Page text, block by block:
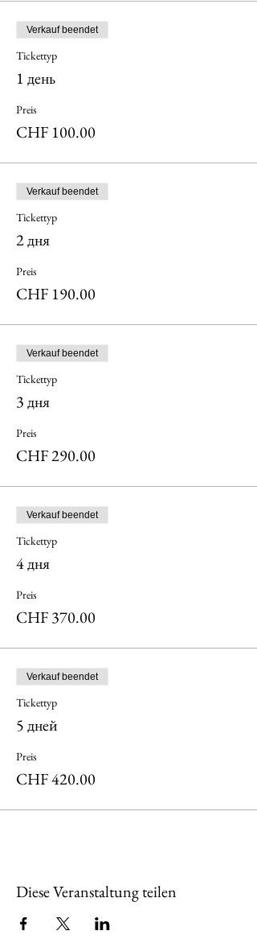
Verkauf beendet
Tickettyp
1 день
Preis
CHF 100.00
Verkauf beendet
Tickettyp
2 дня
Preis
CHF 190.00
Verkauf beendet
Tickettyp
3 дня
Preis
CHF 290.00
Verkauf beendet
Tickettyp
4 дня
Preis
CHF 370.00
Verkauf beendet
Tickettyp
5 дней
Preis
CHF 420.00
Diese Veranstaltung teilen